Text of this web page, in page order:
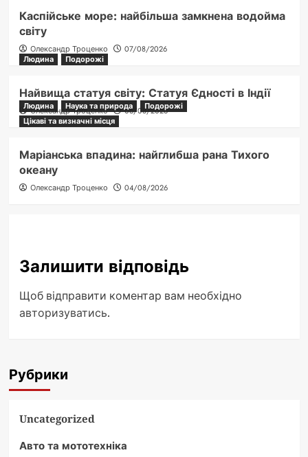
Каспійське море: найбільша замкнена водойма
світу
Олександр Троценко
07/08/2026
Людина
Подорожі
Найвища статуя світу: Статуя Єдності в Індії
Олександр Троценко 06/08/2026
Людина Наука та природа
Подорожі
Цікаві та визначні місця
Маріанська впадина: найглибша рана Тихого
океану
Олександр Троценко 04/08/2026
Залишити відповідь
Щоб відправити коментар вам необхідно
авторизуватись.
Рубрики
Uncategorized
Авто та мототехніка